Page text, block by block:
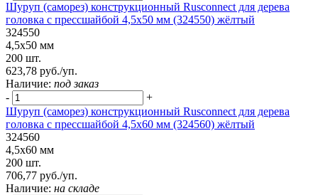
Шуруп (саморез) конструкционный Rusconnect для дерева
головка с прессшайбой 4,5х50 мм (324550) жёлтый
324550
4,5х50 мм
200 шт.
623,78 руб./уп.
Наличие: под заказ
-
+
Шуруп (саморез) конструкционный Rusconnect для дерева
головка с прессшайбой 4,5х60 мм (324560) жёлтый
324560
4,5х60 мм
200 шт.
706,77 руб./уп.
Наличие: на складе